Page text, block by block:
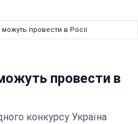
провести в Росії
провести в
конкурсу Україна